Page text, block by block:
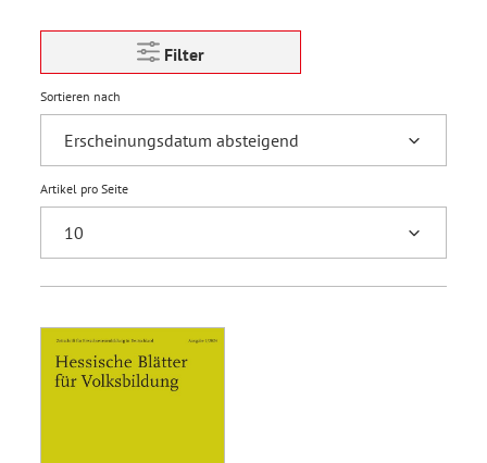
Filter
Sortieren nach
Artikel pro Seite